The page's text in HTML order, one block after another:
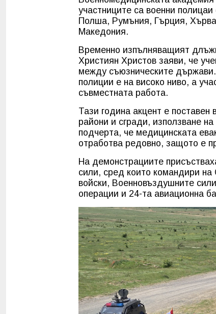
участниците са военни
Полша, Румъния, Гърция,
Македония.
Временно изпълняващият
Християн Христов заяви, че
между съюзническите
полиции е на високо ниво, а
съвместната работа.
Тази година акцент е поставен
райони и сгради, използване
подчерта, че медицинската
отработва редовно, защото е
На демонстрациите
сили, сред които командири
войски, Военновъздушните
операции и 24-та авиационна